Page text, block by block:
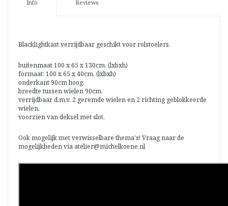
Info Reviews
Blacklightkast verrijdbaar geschikt voor rolstoelers.
buitenmaat 100 x 65 x 130cm. (lxbxh)
formaat: 100 x 65 x 40cm. (lxbxh)
onderkant 90cm hoog.
breedte tussen wielen 90cm.
verrijdbaar d.m.v. 2 geremde wielen en 2 richting geblokkeerde
wielen.
voorzien van deksel met slot.
Ook mogelijk met verwisselbare thema's! Vraag naar de
mogelijkheden via atelier@michelkoene.nl